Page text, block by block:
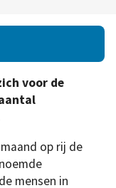
voor de
op rij de
mensen in